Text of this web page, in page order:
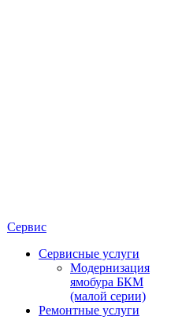
Сервис
Сервисные услуги
Модернизация
ямобура БКМ
(малой серии)
Ремонтные услуги